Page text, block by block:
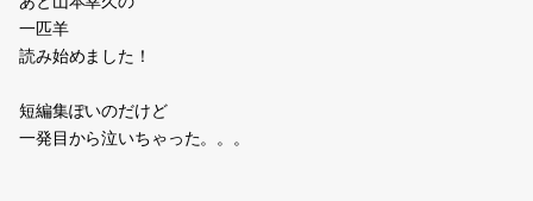
一匹羊
読み始めました！
短編集ぽいのだけど
一発目から泣いちゃった。。。